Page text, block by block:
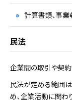
計算書類、事
民法
企業間の取引や契約
民法が定める範囲
め、企業活動に関わ